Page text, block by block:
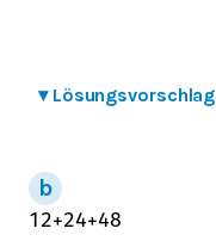
▾ Lösungsvorschlag
1 2+24+48